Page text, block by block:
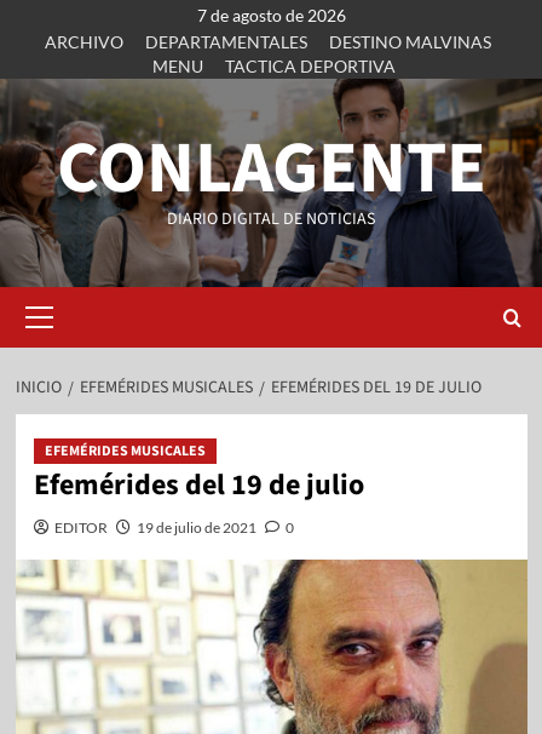
7 de agosto de 2026
ARCHIVO
DEPARTAMENTALES
DESTINO MALVINAS
MENU
TACTICA DEPORTIVA
CONLAGENTE
DIARIO DIGITAL DE NOTICIAS
INICIO EFEMÉRIDES MUSICALES EFEMÉRIDES DEL 19 DE JULIO
EFEMÉRIDES MUSICALES
Efemérides del 19 de julio
EDITOR 19 de julio de 2021 0